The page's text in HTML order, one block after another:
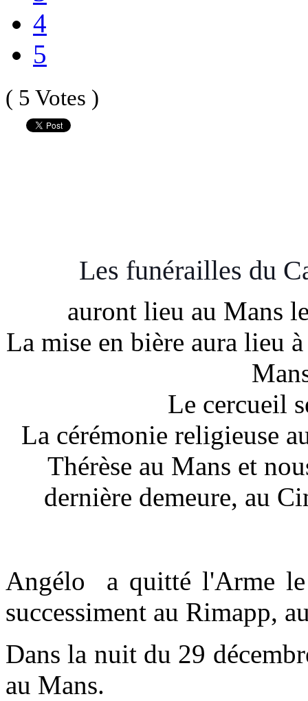
4
5
( 5 Votes )
Les funérailles du
auront lieu au Mans
La mise en bière aura lieu
Le cercueil
La cérémonie religieuse
Thérèse au Mans et
dernière demeure, au
Angélo a quitté l'Arme le
successiment au Rimapp,
Dans la nuit du 29
au Mans.